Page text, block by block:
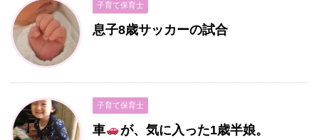
子育て保育士
息子8歳サッカーの試合
子育て保育士
車 が、気に入った1歳半娘。